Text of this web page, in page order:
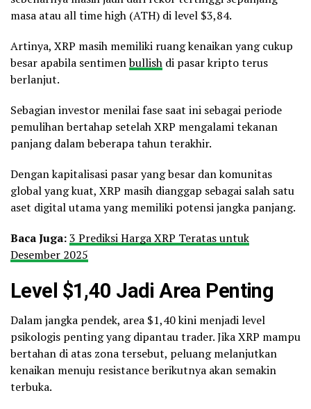
masa atau all time high (ATH) di level $3,84.
Artinya, XRP masih memiliki ruang kenaikan yang cukup
besar apabila sentimenbullish di pasar kripto terus
berlanjut.
Sebagian investor menilai fase saat ini sebagai periode
pemulihan bertahap setelah XRP mengalami tekanan
panjang dalam beberapa tahun terakhir.
Dengan kapitalisasi pasar yang besar dan komunitas
global yang kuat, XRP masih dianggap sebagai salah satu
aset digital utama yang memiliki potensi jangka panjang.
Baca Juga:3 Prediksi Harga XRP Teratas untuk
Desember 2025
Level $1,40 Jadi Area Penting
Dalam jangka pendek, area $1,40 kini menjadi level
psikologis penting yang dipantau trader. Jika XRP mampu
bertahan di atas zona tersebut, peluang melanjutkan
kenaikan menuju resistance berikutnya akan semakin
terbuka.